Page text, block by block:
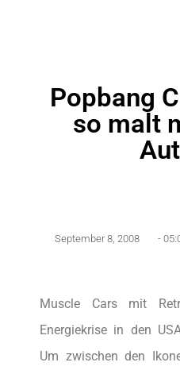
Popbang
so malt
September 8, 2008 -
Muscle Cars mit
Energiekrise in den
Um zwischen den